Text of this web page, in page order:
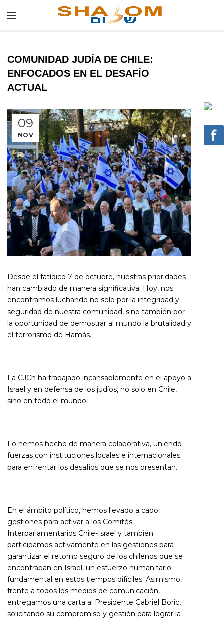
COMUNIDAD JUDÍA DE CHILE:
ENFOCADOS EN EL DESAFÍO
ACTUAL
09
NOV
Desde el fatídico 7 de octubre, nuestras prioridades
han cambiado de manera significativa. Hoy, nos
encontramos luchando no solo por la integridad y
seguridad de nuestra comunidad, sino también por
la oportunidad de demostrar al mundo la brutalidad y
el terrorismo de Hamás.
La CJCh ha trabajado incansablemente en el apoyo a
Israel y en defensa de los judíos, no solo en Chile,
sino en todo el mundo.
Lo hemos hecho de manera colaborativa, uniendo
fuerzas con instituciones locales e internacionales
para enfrentar los desafíos que se nos presentan.
En el ámbito político, hemos llevado a cabo
gestiones para activar a los Comités
Interparlamentarios Chile-Israel y también
participamos activamente en las gestiones para
garantizar el retorno seguro de los chilenos que se
encontraban en Israel, un esfuerzo humanitario
fundamental en estos tiempos difíciles. Asimismo,
frente a todos los medios de comunicación,
entregamos una carta al Presidente Gabriel Boric,
solicitando su compromiso y gestión para lograr la